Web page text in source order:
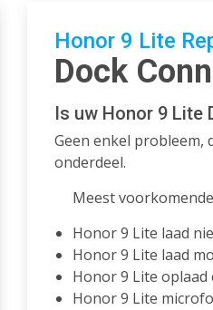
Honor 9 Lite
Dock
Is uw Honor 9 Lite
Geen enkel probleem,
onderdeel.
Meest
Honor 9 Lite laad
Honor 9 Lite laad
Honor 9 Lite
Honor 9 Lite